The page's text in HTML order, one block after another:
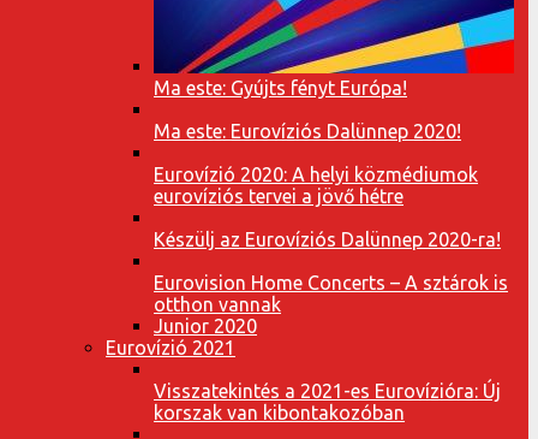
Ma este: Gyújts fényt Európa!
Ma este: Eurovíziós Dalünnep 2020!
Eurovízió 2020: A helyi közmédiumok
eurovíziós tervei a jövő hétre
Készülj az Eurovíziós Dalünnep 2020-ra!
Eurovision Home Concerts – A sztárok is
otthon vannak
Junior 2020
Eurovízió 2021
Visszatekintés a 2021-es Eurovízióra: Új
korszak van kibontakozóban